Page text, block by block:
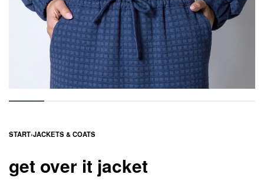
START›JACKETS & COATS
get over it jacket